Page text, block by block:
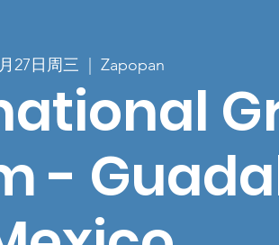
27日周三 Zapopan
-